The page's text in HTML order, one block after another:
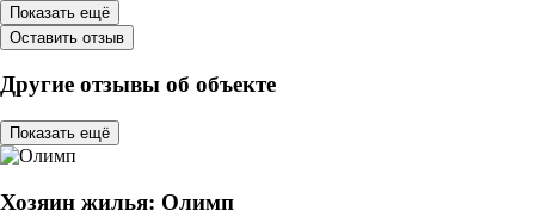
Показать ещё
Оставить отзыв
Другие отзывы об объекте
Показать ещё
Хозяин жилья: Олимп